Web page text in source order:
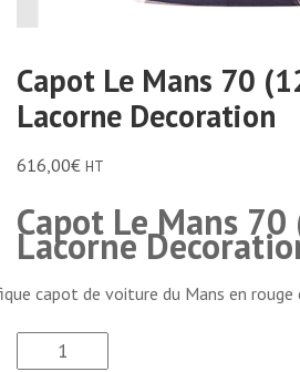
Capot Le Mans 70
Lacorne Decoration
616,00€ HT
Capot Le Mans
Lacorne
capot de voiture du Mans en